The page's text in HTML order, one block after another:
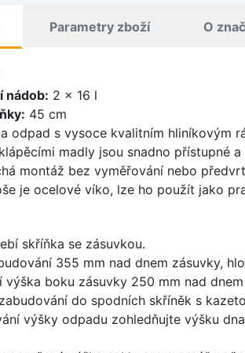
Parametry zboží O
nádob: 2 x 16 l
45 cm
odpad s vysoce kvalitním hliníkovým
madly jsou snadno přístupné
montáž bez vyměřování nebo
je ocelové víko, lze ho použít jako
skříňka se zásuvkou.
355 mm nad dnem zásuvky,
výška boku zásuvky 250 mm nad
do spodních skříněk s
výšky odpadu zohledňujte výšku